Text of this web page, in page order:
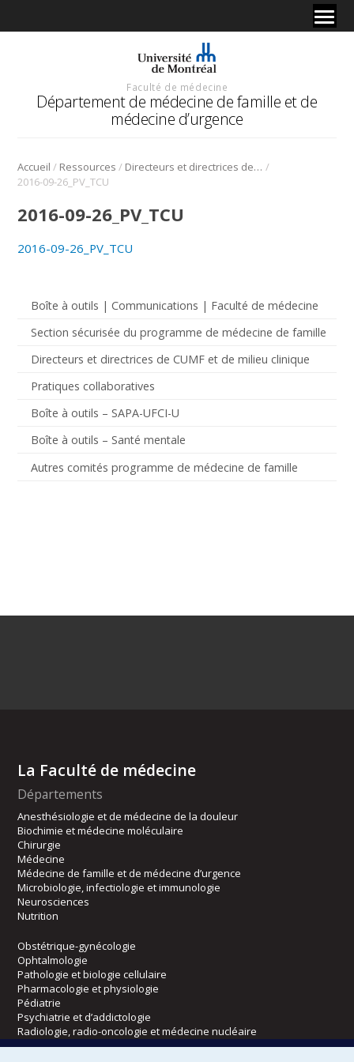
Faculté de médecine
Département de médecine de famille et de
médecine d’urgence
Accueil / Ressources / Directeurs et directrices de CUMF et de milieu clinique /
2016-09-26_PV_TCU
Boîte à outils | Communications | Faculté de médecine
Section sécurisée du programme de médecine de famille
Directeurs et directrices de CUMF et de milieu clinique
Pratiques collaboratives
Boîte à outils – SAPA-UFCI-U
Boîte à outils – Santé mentale
Autres comités programme de médecine de famille
2016-09-26_PV_TCU
2016-09-26_PV_TCU
La Faculté de médecine
Départements
Anesthésiologie et de médecine de la douleur
Biochimie et médecine moléculaire
Chirurgie
Médecine
Médecine de famille et de médecine d’urgence
Microbiologie, infectiologie et immunologie
Neurosciences
Nutrition
Obstétrique-gynécologie
Ophtalmologie
Pathologie et biologie cellulaire
Pharmacologie et physiologie
Pédiatrie
Psychiatrie et d’addictologie
Radiologie, radio-oncologie et médecine nucléaire